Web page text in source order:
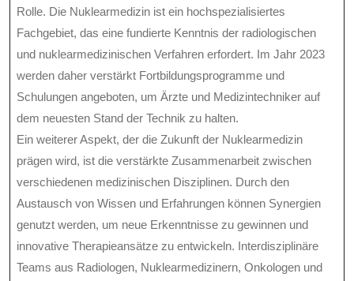
Rolle. Die Nuklearmedizin ist ein hochspezialisiertes
Fachgebiet, das eine fundierte Kenntnis der radiologischen
und nuklearmedizinischen Verfahren erfordert. Im Jahr 2023
werden daher verstärkt Fortbildungsprogramme und
Schulungen angeboten, um Ärzte und Medizintechniker auf
dem neuesten Stand der Technik zu halten.
Ein weiterer Aspekt, der die Zukunft der Nuklearmedizin
prägen wird, ist die verstärkte Zusammenarbeit zwischen
verschiedenen medizinischen Disziplinen. Durch den
Austausch von Wissen und Erfahrungen können Synergien
genutzt werden, um neue Erkenntnisse zu gewinnen und
innovative Therapieansätze zu entwickeln. Interdisziplinäre
Teams aus Radiologen, Nuklearmedizinern, Onkologen und